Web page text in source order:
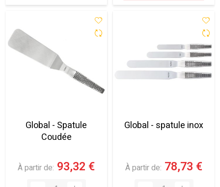
Global - Spatule
Coudée
À partir de 93,32 €
Global - spatule inox
À partir de 78,73 €